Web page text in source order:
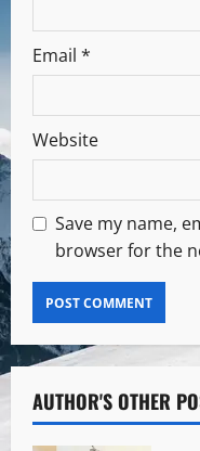
Email *
Website
Save my name,
browser for the
AUTHOR'S OTHER